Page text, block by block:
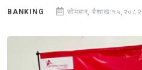
BANKING सोमबार, बैशाख १५,२०८२